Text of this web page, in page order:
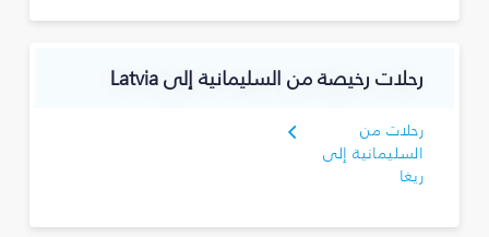
رحلات رخيصة من السليمانية‎ إلى Latvia
رحلات من
السليمانية‎ إلى
ريغا